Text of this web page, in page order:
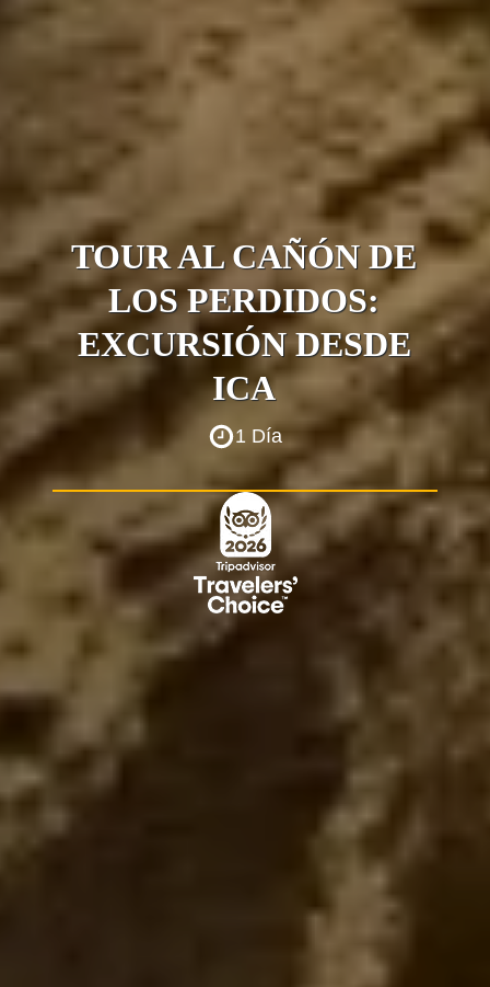
TOUR AL CAÑÓN DE
LOS PERDIDOS:
EXCURSIÓN DESDE
ICA
1 Día